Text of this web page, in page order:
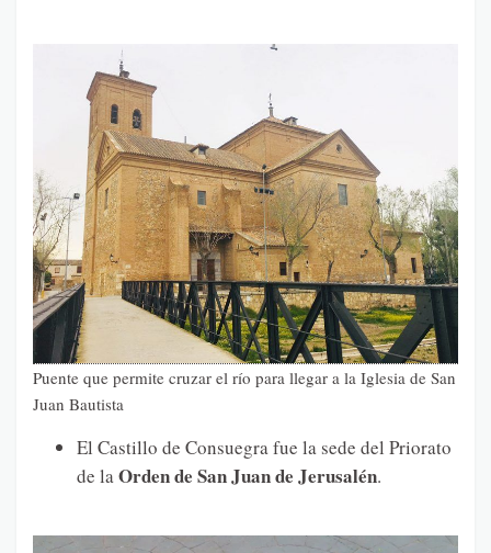
Puente que permite cruzar el río para llegar a la Iglesia de San
Juan Bautista
El Castillo de Consuegra fue la sede del Priorato
de laOrden de San Juan de Jerusalén.